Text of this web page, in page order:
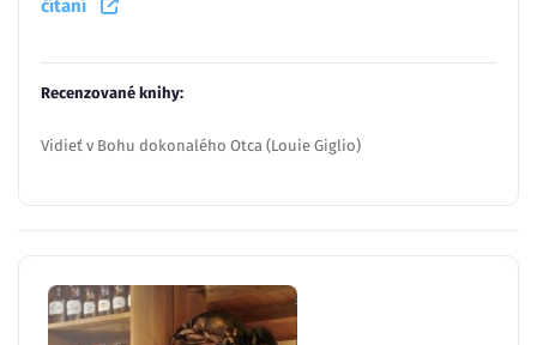
čítaní
Recenzované knihy:
Vidieť v Bohu dokonalého Otca (Louie Giglio)